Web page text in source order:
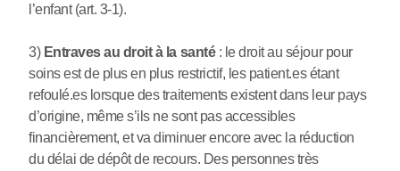
l’enfant (art. 3-1).
3) Entraves au droit à la santé: le droit au séjour pour
soins est de plus en plus restrictif, les patient.es étant
refoulé.es lorsque des traitements existent dans leur pays
d’origine, même s’ils ne sont pas accessibles
financièrement, et va diminuer encore avec la réduction
du délai de dépôt de recours. Des personnes très